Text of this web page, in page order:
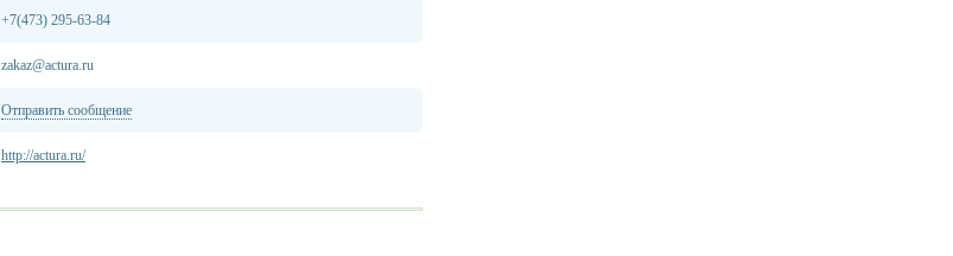
+7(473) 295-63-84
zakaz@actura.ru
Отправить сообщение
http://actura.ru/